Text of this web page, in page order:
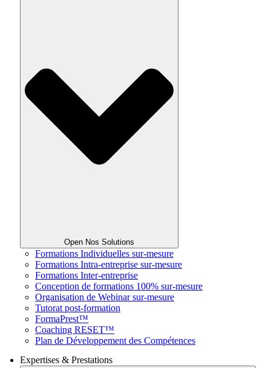
Open Nos Solutions
Formations Individuelles sur-mesure
Formations Intra-entreprise sur-mesure
Formations Inter-entreprise
Conception de formations 100% sur-mesure
Organisation de Webinar sur-mesure
Tutorat post-formation
FormaPrest™
Coaching RESET™
Plan de Développement des Compétences
Expertises & Prestations